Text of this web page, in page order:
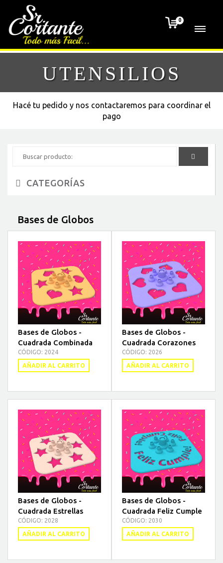
CORTANTES
CAKE TOPPERS
CONTACTO
0
UTENSILIOS
Hacé tu pedido y nos contactaremos para coordinar el
pago
CATEGORÍAS
Bases de Globos
Bases de Globos -
Cuadrada Combinada
CÓDIGO: 2024
AÑADIR AL CARRITO
Bases de Globos -
Cuadrada Corazones
CÓDIGO: 2026
AÑADIR AL CARRITO
Bases de Globos -
Cuadrada Estrellas
CÓDIGO: 2028
AÑADIR AL CARRITO
Bases de Globos -
Cuadrada Feliz Cumple
CÓDIGO: 2030
AÑADIR AL CARRITO